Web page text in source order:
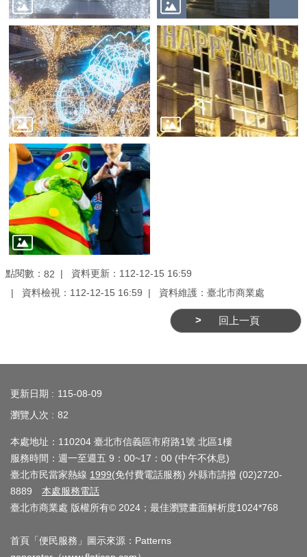
管
理
商
業
發
展
與
輔
導
商
圈
廊
帶
介
區
網
站
導
覽
回
首
點閱數： 82
資料更新：112-12-15 16:59
資料檢視：112-12-15 16:59
資料維護：臺北市商業處
回上一頁
更新日期
115-08-09
瀏覽人次
82
本處地址：110204 臺北市信義區市府路1號 北區1樓
服務時間：週一至週五 9：00~17：00 (中午不休息)
臺北市民當家熱線 1999(免付費電話服務) 外縣市請撥 (02)2720-
8889 本處服務電話
臺北市商業處 版權所有© 2024；最佳瀏覽畫面解析度1024*768
首頁「便民服務」圖示來源：Patterns